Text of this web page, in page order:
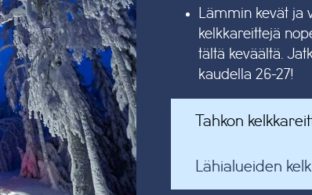
Lämmin kevät ja
kelkkareittejä
tältä keväältä.
kaudella 26-27!
Tahkon
Lähialueiden